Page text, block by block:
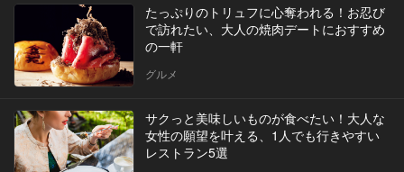
たっぷりのトリュフに心奪われる！お忍び
で訪れたい、大人の焼肉デートにおすすめ
の一軒
グルメ
サクっと美味しいものが食べたい！大人な
女性の願望を叶える、1人でも行きやすい
レストラン5選